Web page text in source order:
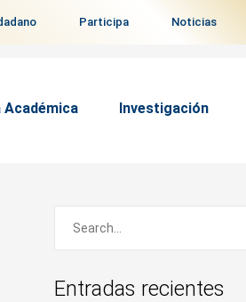
Participa Noticias
Investigación
Entradas recientes